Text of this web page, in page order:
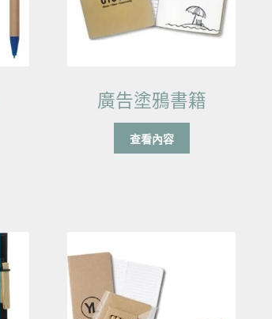
廣告塗鴉書籍
查看內容